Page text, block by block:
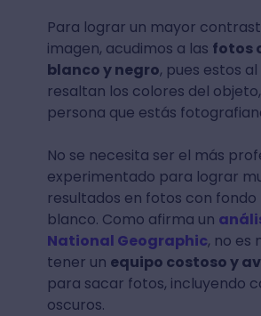
Para lograr un mayor
imagen, acudimos a las fotos
blanco y negro, pues estos
resaltan los colores del
persona que estás
No se necesita ser el más
experimentado para lograr
resultados en fotos con fondo
blanco. Como afirma un
National Geographic, no es
tener un equipo costoso y
para sacar fotos, incluyendo
oscuros.